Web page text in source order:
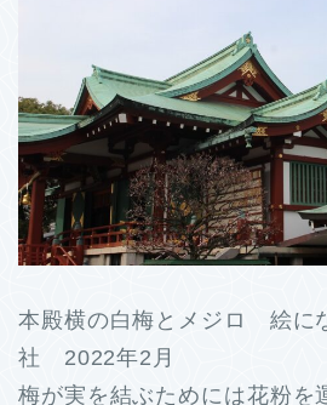
本殿横の白梅とメジロ 絵に
社 2022年2月
梅が実を結ぶためには花粉を